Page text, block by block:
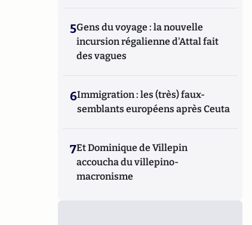
5Gens du voyage : la nouvelle
incursion régalienne d'Attal fait
des vagues
6Immigration : les (très) faux-
semblants européens après Ceuta
7Et Dominique de Villepin
accoucha du villepino-
macronisme